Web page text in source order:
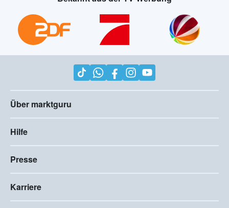
Über marktguru
Hilfe
Presse
Karriere